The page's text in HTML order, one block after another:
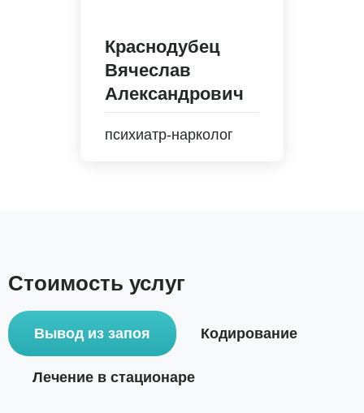
Краснодубец
Вячеслав
Александрович
психиатр-нарколог
Стоимость услуг
Вывод из запоя Кодирование
Лечение в стационаре